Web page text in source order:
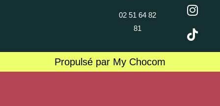
02 51 64 82
81
Propulsé par My Chocom